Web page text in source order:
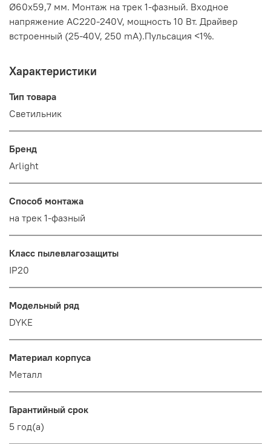
Ø60x59,7 мм. Монтаж на трек 1-фазный. Входное
напряжение AC220-240V, мощность 10 Вт. Драйвер
встроенный (25-40V, 250 mA).Пульсация <1%.
Характеристики
Тип товара
Светильник
Бренд
Arlight
Способ монтажа
на трек 1-фазный
Класс пылевлагозащиты
IP20
Модельный ряд
DYKE
Материал корпуса
Металл
Гарантийный срок
5 год(а)